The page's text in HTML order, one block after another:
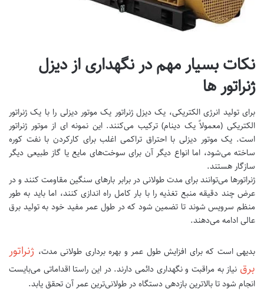
نکات بسیار مهم در نگهداری از دیزل
ژنراتور ها
برای تولید انرژی الکتریکی، یک دیزل ژنراتور یک موتور دیزلی را با یک ژنراتور
الکتریکی (معمولاً یک دینام) ترکیب می‌کنند. این نمونه ای از موتور ژنراتور
است. یک موتور دیزلی با احتراق تراکمی اغلب برای کارکردن با نفت کوره
ساخته می‌شود، اما انواع دیگر آن برای سوخت‌های مایع یا گاز طبیعی دیگر
سازگار هستند.
ژنراتورها می‌توانند برای مدت طولانی در برابر بارهای سنگین مقاومت کنند و در
عرض چند دقیقه منبع تغذیه را با بار کامل راه اندازی کنند، اما باید به طور
منظم سرویس شوند تا تضمین شود که در طول عمر مفید خود به تولید برق
عالی ادامه می‌دهند.
بدیهی است که برای افزایش طول عمر و بهره برداری طولانی مدت، ژنراتور
برق نیاز به مراقبت و نگهداری دائمی دارند. در این راستا اقداماتی می‌بایست
انجام شود تا بالاترین بازدهی دستگاه در طولانی‌ترین عمر آن تحقق یابد.